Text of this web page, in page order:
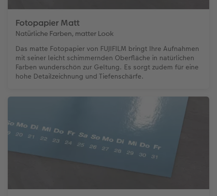
Fotopapier Matt
Natürliche Farben, matter Look
Das matte Fotopapier von FUJIFILM bringt Ihre Aufnahmen
mit seiner leicht schimmernden Oberfläche in natürlichen
Farben wunderschön zur Geltung. Es sorgt zudem für eine
hohe Detailzeichnung und Tiefenschärfe.